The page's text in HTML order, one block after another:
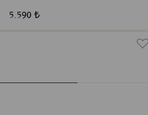
5.590 ₺